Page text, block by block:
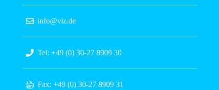
info@viz.de
Tel: +49 (0) 30-27 8909 30
Fax: +49 (0) 30-27 8909 31